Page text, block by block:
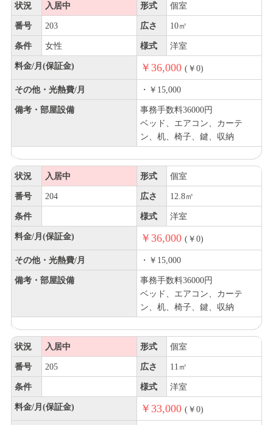
状況 入居中 形式 個室
番号 203 広さ 10㎡
条件 女性 様式 洋室
料金/月(保証金) ￥36,000 (￥0)
その他・光熱費/月 ・￥15,000
備考・部屋設備
事務手数料36000円
ベッド、エアコン、カーテ
ン、机、椅子、鍵、収納
状況 入居中 形式 個室
番号 204 広さ 12.8㎡
条件 様式 洋室
料金/月(保証金) ￥36,000 (￥0)
その他・光熱費/月 ・￥15,000
備考・部屋設備
事務手数料36000円
ベッド、エアコン、カーテ
ン、机、椅子、鍵、収納
状況 入居中 形式 個室
番号 205 広さ 11㎡
条件 様式 洋室
料金/月(保証金) ￥33,000 (￥0)